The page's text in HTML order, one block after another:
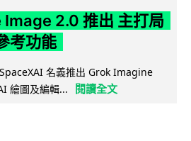
2.0 推出 主打局
考功能
名義推出 Grok Imagine
繪圖及編輯...
閱讀全文